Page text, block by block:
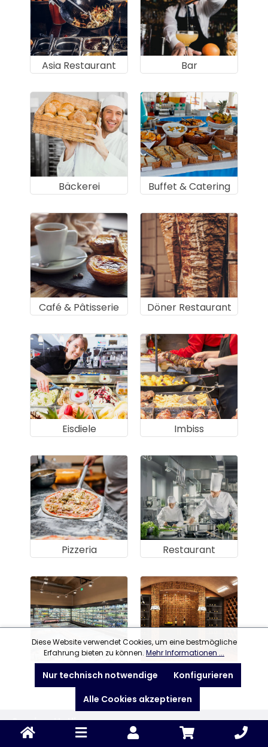
Asia Restaurant Bar
Bäckerei Buffet & Catering
Café & Pâtisserie Döner Restaurant
Eisdiele Imbiss
Pizzeria Restaurant
Supermarkt Vinothek
Service-Hotline
Diese Website verwendet Cookies, um eine bestmögliche
Erfahrung bieten zu können. Mehr Informationen ...
Nur technisch notwendige
Konfigurieren
Alle Cookies akzeptieren